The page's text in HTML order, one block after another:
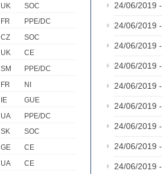
UK
SOC
FR
PPE/DC
CZ
SOC
UK
CE
SM
PPE/DC
FR
NI
IE
GUE
UA
PPE/DC
SK
SOC
GE
CE
UA
CE
24/06/2019 -
24/06/2019 -
24/06/2019 -
24/06/2019 -
24/06/2019 -
24/06/2019 -
24/06/2019 -
24/06/2019 -
24/06/2019 -